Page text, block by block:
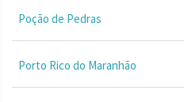
Poção de Pedras
Porto Rico do Maranhão